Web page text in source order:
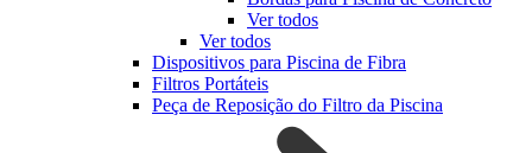
Ver todos
Ver todos
Dispositivos para Piscina de Fibra
Filtros Portáteis
Peça de Reposição do Filtro da Piscina